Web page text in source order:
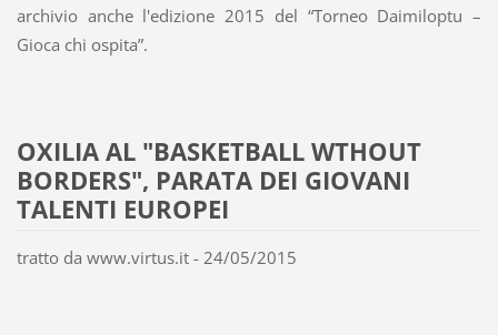
archivio anche l'edizione 2015 del “Torneo Daimiloptu –
Gioca chi ospita”.
OXILIA AL "BASKETBALL WTHOUT
BORDERS", PARATA DEI GIOVANI
TALENTI EUROPEI
tratto da www.virtus.it - 24/05/2015